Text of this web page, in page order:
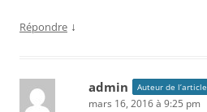
Répondre ↓
admin Auteur de l’article
mars 16, 2016 à 9:25 pm